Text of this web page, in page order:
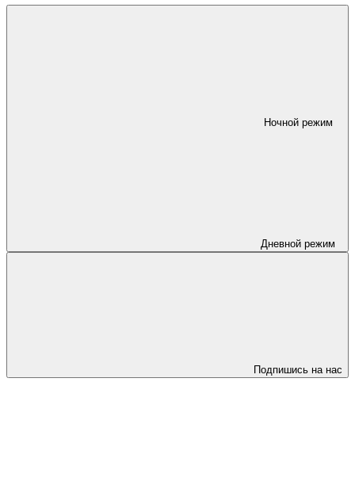
Ночной режим
Дневной режим
Подпишись на нас